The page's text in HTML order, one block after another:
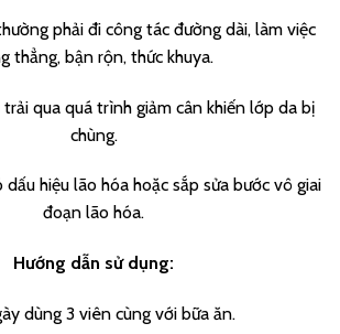
phải đi công tác đường dài, làm việc
thẳng, bận rộn, thức khuya.
trải qua quá trình giảm cân khiến lớp da bị
chùng.
dấu hiệu lão hóa hoặc sắp sửa bước vô giai
đoạn lão hóa.
Hướng dẫn sử dụng:
dùng 3 viên cùng với bữa ăn.